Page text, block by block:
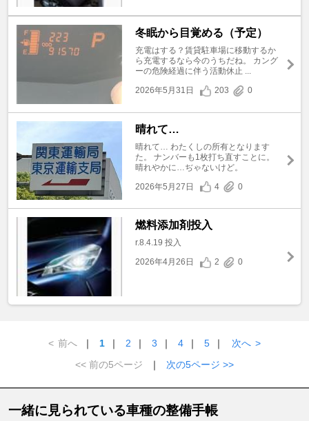
冬眠から目覚める（予定）
充電はする？賃貸駐車場に移動するか
ら充電するなら今のうちだね。 カング
ーの危険経過に伴う活動休止 ...
2026年5月31日
203 0
晴れて…
晴れて… わたくしの所有となります
た。 ナンバーも1枚打ち直すことに。
晴れやかに…ぢゃないけど。
2026年5月27日
4 0
燃料添加剤投入
r.8.4.19 投入
2026年4月26日
2 0
< 前へ ｜ 1 ｜ 2 ｜ 3 ｜ 4 ｜ 5 ｜ 次へ >
<< 前の5ページ
｜ 次の5ページ >>
一緒に見られている車種の整備手帳